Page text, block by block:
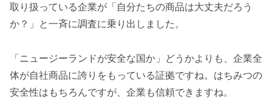
取り扱っている企業が「自分たちの商品は大丈夫だろう
か？」と一斉に調査に乗り出しました。
「ニュージーランドが安全な国か」どうかよりも、企業全
体が自社商品に誇りをもっている証拠ですね。はちみつの
安全性はもちろんですが、企業も信頼できますね。